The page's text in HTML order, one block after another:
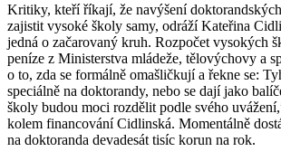
Kritiky, kteří říkají, že navýšení
zajistit vysoké školy samy, odráží Kateřina
jedná o začarovaný kruh. Rozpočet vysokých
peníze z Ministerstva mládeže, tělovýchovy a
o to, zda se formálně omašličkují a řekne se:
speciálně na doktorandy, nebo se dají jako
školy budou moci rozdělit podle svého
kolem financování Cidlinská. Momentálně
na doktoranda devadesát tisíc korun na rok.